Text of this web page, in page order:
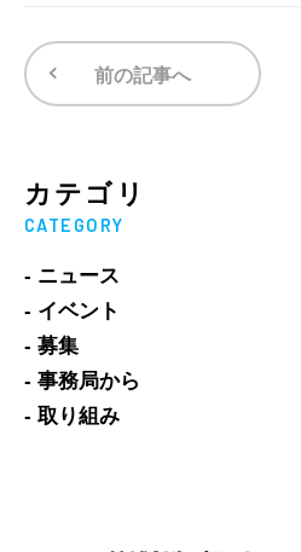
前の記事へ
カテゴリ
CATEGORY
- ニュース
- イベント
- 募集
- 事務局から
- 取り組み